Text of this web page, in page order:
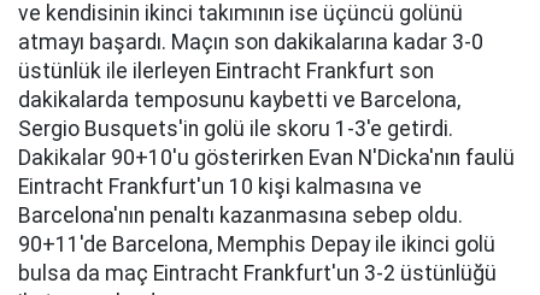
ve kendisinin ikinci takımının ise üçüncü golünü
atmayı başardı. Maçın son dakikalarına kadar 3-0
üstünlük ile ilerleyen Eintracht Frankfurt son
dakikalarda temposunu kaybetti ve Barcelona,
Sergio Busquets'in golü ile skoru 1-3'e getirdi.
Dakikalar 90+10'u gösterirken Evan N'Dicka'nın faulü
Eintracht Frankfurt'un 10 kişi kalmasına ve
Barcelona'nın penaltı kazanmasına sebep oldu.
90+11'de Barcelona, Memphis Depay ile ikinci golü
bulsa da maç Eintracht Frankfurt'un 3-2 üstünlüğü